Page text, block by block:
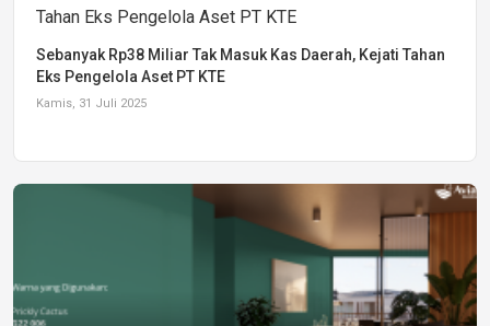
Sebanyak Rp38 Miliar Tak Masuk Kas Daerah, Kejati Tahan
Eks Pengelola Aset PT KTE
Kamis, 31 Juli 2025